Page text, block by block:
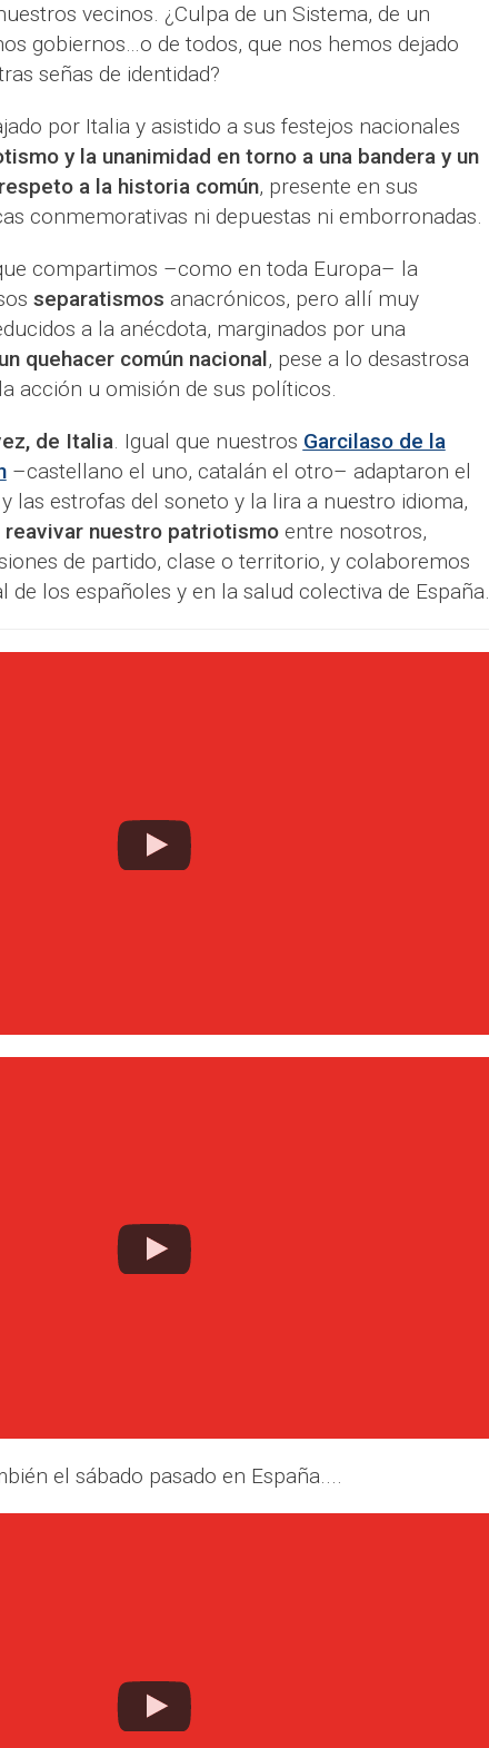
vecinos. ¿Culpa de un Sistema, de un
gobiernos…o de todos, que nos hemos dejado
señas de identidad?
por Italia y asistido a sus festejos nacionales
y la unanimidad en torno a una bandera y un
respeto a la historia común, presente en sus
conmemorativas ni depuestas ni emborronadas.
compartimos –como en toda Europa– la
separatismos anacrónicos, pero allí muy
a la anécdota, marginados por una
quehacer común nacional, pese a lo desastrosa
acción u omisión de sus políticos.
de Italia. Igual que nuestros Garcilaso de la
–castellano el uno, catalán el otro– adaptaron el
las estrofas del soneto y la lira a nuestro idioma,
reavivar nuestro patriotismoentre nosotros,
de partido, clase o territorio, y colaboremos
de los españoles y en la salud colectiva de España.
el sábado pasado en España....